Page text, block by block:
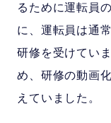
るために運転員
に、運転員は通
研修を受けてい
め、研修の動画
えていました。